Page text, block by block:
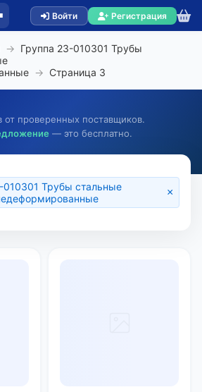
Войти Регистрация
→ Группа 23-010301 Трубы
→ Страница 3
от проверенных поставщиков.
— это бесплатно.
010301 Трубы стальные
×